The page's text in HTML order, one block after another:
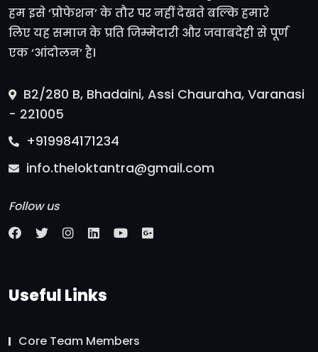
हम इसे ‘प्रोफेशन’ के तौर पर नहीं देखते बल्कि हमारे
लिए यह समाज के प्रति जिम्मेदारी और जवाबदेही से पूर्ण
एक ‘आंदोलन’ है।
B2/280 B, Bhadaini, Assi Chauraha, Varanasi
- 221005
+919984171234
info.theloktantra@gmail.com
Follow us
Useful Links
Core Team Members